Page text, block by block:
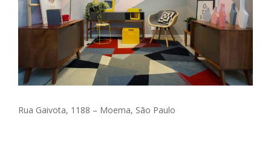
Rua Gaivota, 1188 – Moema, São Paulo